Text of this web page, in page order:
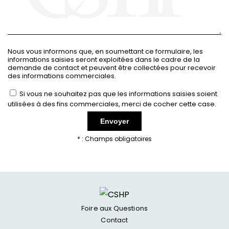
plateforme Ulthérapy, stimule la production de
collagène et d’élastine en profondeur.
les contours sont redessinés et la peau devient
plus dense et plus lisse. Les effets s’installent au
fil des semaines et atteignent leur plein
Un soin rapide, sûr et sans éviction
Nous vous informons que, en soumettant ce formulaire, les
informations saisies seront exploitées dans le cadre de la
demande de contact et peuvent être collectées pour recevoir
des informations commerciales.
Si vous ne souhaitez pas que les informations saisies soient
utilisées à des fins commerciales, merci de cocher cette case.
* : Champs obligatoires
Foire aux Questions
Contact